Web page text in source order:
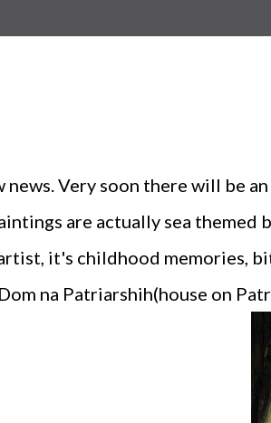
news. Very soon there will be
are actually sea
it's childhood memories,
na Patriarshih(house on